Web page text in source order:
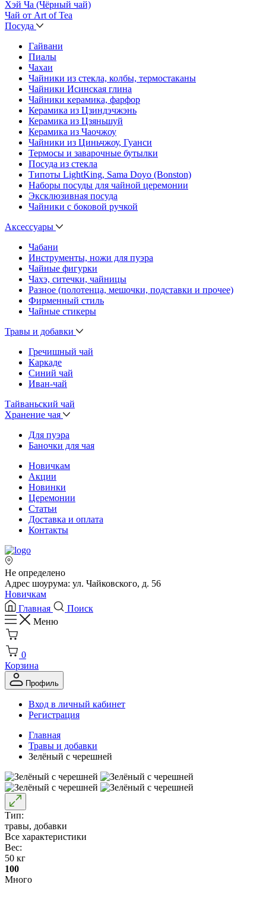
Хэй Ча (Чёрный чай)
Чай от Art of Tea
Посуда
Гайвани
Пиалы
Чахаи
Чайники из стекла, колбы, термостаканы
Чайники Исинская глина
Чайники керамика, фарфор
Керамика из Цзиндэчжэнь
Керамика из Цзяньшуй
Керамика из Чаочжоу
Чайники из Циньчжоу, Гуанси
Термосы и заварочные бутылки
Посуда из стекла
Типоты LightKing, Sama Doyo (Bonston)
Наборы посуды для чайной церемонии
Эксклюзивная посуда
Чайники с боковой ручкой
Аксессуары
Чабани
Инструменты, ножи для пуэра
Чайные фигурки
Чахэ, ситечки, чайницы
Разное (полотенца, мешочки, подставки и прочее)
Фирменный стиль
Чайные стикеры
Травы и добавки
Гречишный чай
Каркаде
Синий чай
Иван-чай
Тайваньский чай
Хранение чая
Для пуэра
Баночки для чая
Новичкам
Акции
Новинки
Церемонии
Статьи
Доставка и оплата
Контакты
Не определено
Адрес шоурума: ул. Чайковского, д. 56
Новичкам
Главная
Поиск
Меню
0
Корзина
Профиль
Вход в личный кабинет
Регистрация
Главная
Травы и добавки
Зелёный с черешней
Тип:
травы, добавки
Все характеристики
Вес:
50 кг
100
Много